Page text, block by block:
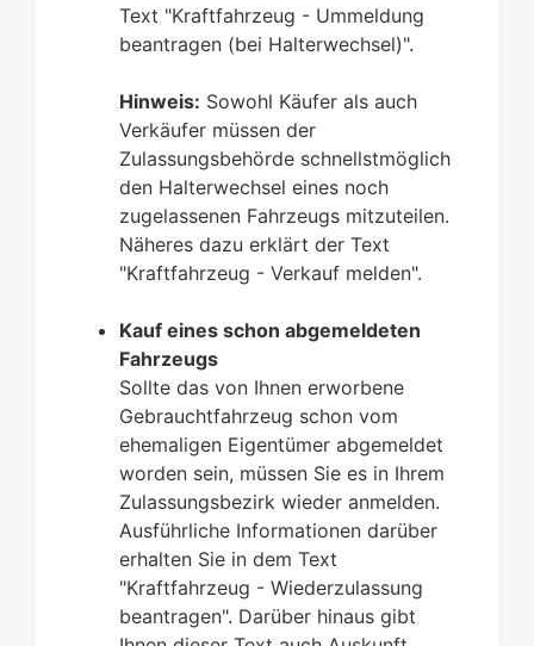
Text "Kraftfahrzeug - Ummeldung
beantragen (bei Halterwechsel)".
Hinweis: Sowohl Käufer als auch
Verkäufer müssen der
Zulassungsbehörde schnellstmöglich
den Halterwechsel eines noch
zugelassenen Fahrzeugs mitzuteilen.
Näheres dazu erklärt der Text
"Kraftfahrzeug - Verkauf melden".
Kauf eines schon abgemeldeten
Fahrzeugs
Sollte das von Ihnen erworbene
Gebrauchtfahrzeug schon vom
ehemaligen Eigentümer abgemeldet
worden sein, müssen Sie es in Ihrem
Zulassungsbezirk wieder anmelden.
Ausführliche Informationen darüber
erhalten Sie in dem Text
"Kraftfahrzeug - Wiederzulassung
beantragen". Darüber hinaus gibt